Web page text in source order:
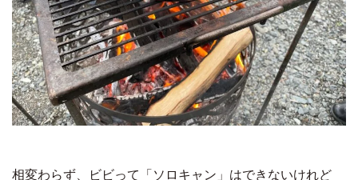
相変わらず、ビビって「ソロキャン」はできないけれど